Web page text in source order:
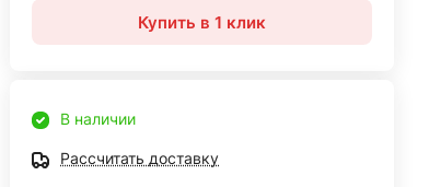
Купить в 1 клик
В наличии
Рассчитать доставку